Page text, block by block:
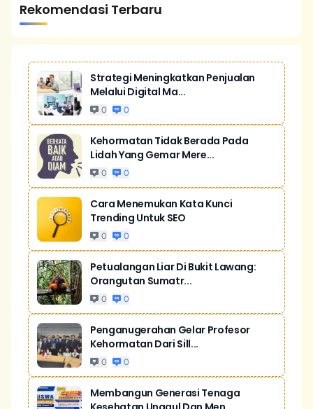
Rekomendasi Terbaru
Strategi Meningkatkan Penjualan
Melalui Digital Ma...
0 0
Kehormatan Tidak Berada Pada
Lidah Yang Gemar Mere...
0 0
Cara Menemukan Kata Kunci
Trending Untuk SEO
0 0
Petualangan Liar Di Bukit Lawang:
Orangutan Sumatr...
0 0
Penganugerahan Gelar Profesor
Kehormatan Dari Sill...
0 0
Membangun Generasi Tenaga